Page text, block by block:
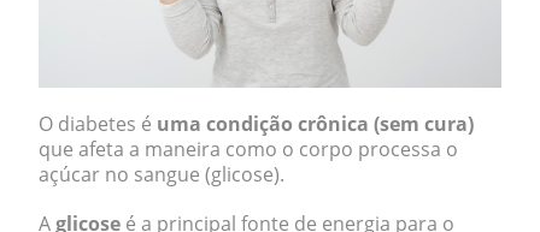
O diabetes é uma condição crônica (sem cura)
que afeta a maneira como o corpo processa o
açúcar no sangue (glicose).
Aglicose é a principal fonte de energia para o